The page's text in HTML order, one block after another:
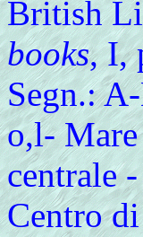
British
books, I,
Segn.:
o,l-
centrale
Centro